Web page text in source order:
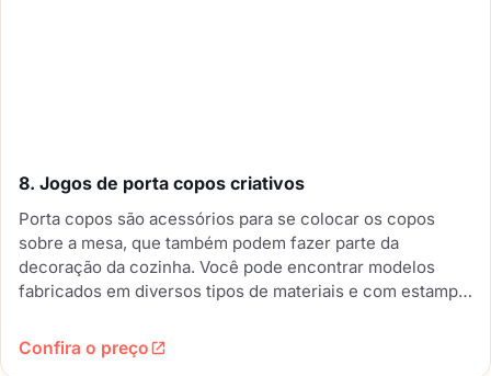
8. Jogos de porta copos criativos
Porta copos são acessórios para se colocar os copos
sobre a mesa, que também podem fazer parte da
decoração da cozinha. Você pode encontrar modelos
fabricados em diversos tipos de materiais e com estampa
seu amigo.
Confira o preço